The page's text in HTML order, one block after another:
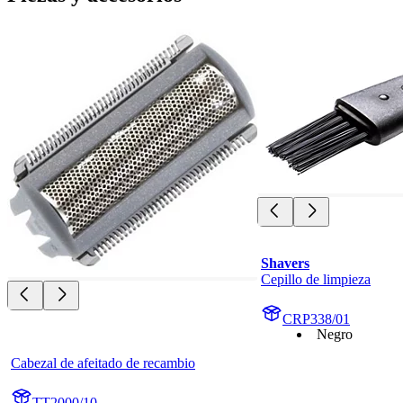
Cabezal de afeitado de recambio
Shavers
Cepillo de limpieza
CRP338/01
Negro